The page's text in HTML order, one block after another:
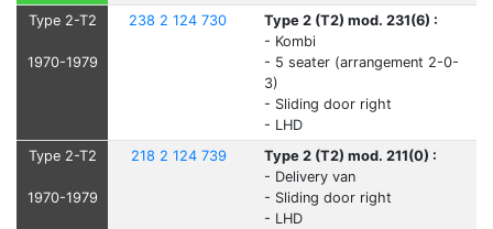
Type 2-T2
1970-1979
238 2 124 730
Type 2 (T2) mod. 231(6) :
- Kombi
- 5 seater (arrangement 2-0-
3)
- Sliding door right
- LHD
Type 2-T2
1970-1979
218 2 124 739
Type 2 (T2) mod. 211(0) :
- Delivery van
- Sliding door right
- LHD